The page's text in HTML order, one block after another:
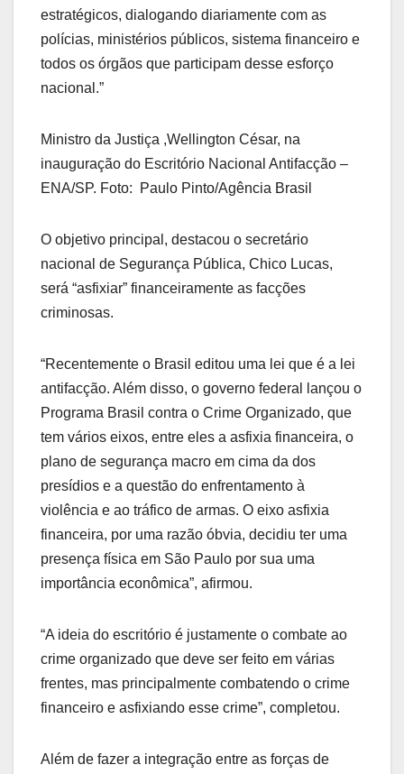
estratégicos, dialogando diariamente com as
polícias, ministérios públicos, sistema financeiro e
todos os órgãos que participam desse esforço
nacional.”
Ministro da Justiça ,Wellington César, na
inauguração do Escritório Nacional Antifacção –
ENA/SP. Foto: Paulo Pinto/Agência Brasil
O objetivo principal, destacou o secretário
nacional de Segurança Pública, Chico Lucas,
será “asfixiar” financeiramente as facções
criminosas.
“Recentemente o Brasil editou uma lei que é a lei
antifacção. Além disso, o governo federal lançou o
Programa Brasil contra o Crime Organizado, que
tem vários eixos, entre eles a asfixia financeira, o
plano de segurança macro em cima da dos
presídios e a questão do enfrentamento à
violência e ao tráfico de armas. O eixo asfixia
financeira, por uma razão óbvia, decidiu ter uma
presença física em São Paulo por sua uma
importância econômica”, afirmou.
“A ideia do escritório é justamente o combate ao
crime organizado que deve ser feito em várias
frentes, mas principalmente combatendo o crime
financeiro e asfixiando esse crime”, completou.
Além de fazer a integração entre as forças de